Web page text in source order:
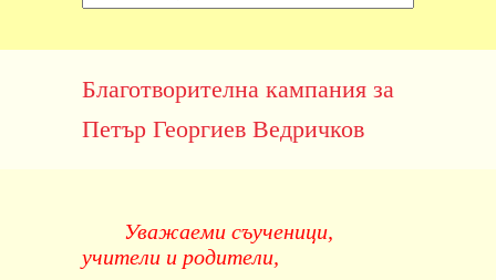
Благотворителна кампания за
Петър Георгиев Ведричков
Уважаеми съученици,
учители и родители,